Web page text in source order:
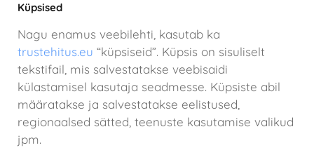
Küpsised
Nagu enamus veebilehti, kasutab ka
trustehitus.eu “küpsiseid”. Küpsis on sisuliselt
tekstifail, mis salvestatakse veebisaidi
külastamisel kasutaja seadmesse. Küpsiste abil
määratakse ja salvestatakse eelistused,
regionaalsed sätted, teenuste kasutamise valikud
jpm.